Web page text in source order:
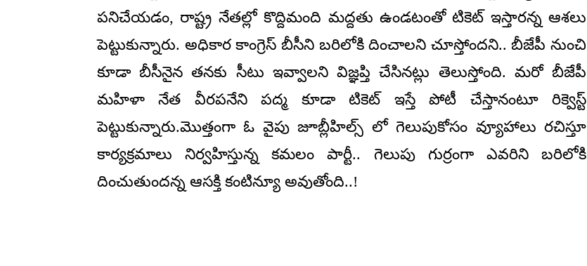
పనిచేయడం, రాష్ట్ర నేతల్లో కొద్దిమంది మద్దతు ఉండటంతో టికెట్ ఇస్తారన్న ఆశలు
పెట్టుకున్నారు. అధికార కాంగ్రెస్ బీసీని బరిలోకి దించాలని చూస్తోందని.. బీజేపీ నుంచి
కూడా బీసీనైన తనకు సీటు ఇవ్వాలని విజ్ఞప్తి చేసినట్లు తెలుస్తోంది. మరో బీజేపీ
మహిళా నేత వీరపనేని పద్మ కూడా టికెట్ ఇస్తే పోటీ చేస్తానంటూ రిక్వెస్ట్
పెట్టుకున్నారు.మొత్తంగా ఓ వైపు జూబ్లీహిల్స్ లో గెలుపుకోసం వ్యూహాలు రచిస్తూ
కార్యక్రమాలు నిర్వహిస్తున్న కమలం పార్టీ.. గెలుపు గుర్రంగా ఎవరిని బరిలోకి
దించుతుందన్న ఆసక్తి కంటిన్యూ అవుతోంది..!